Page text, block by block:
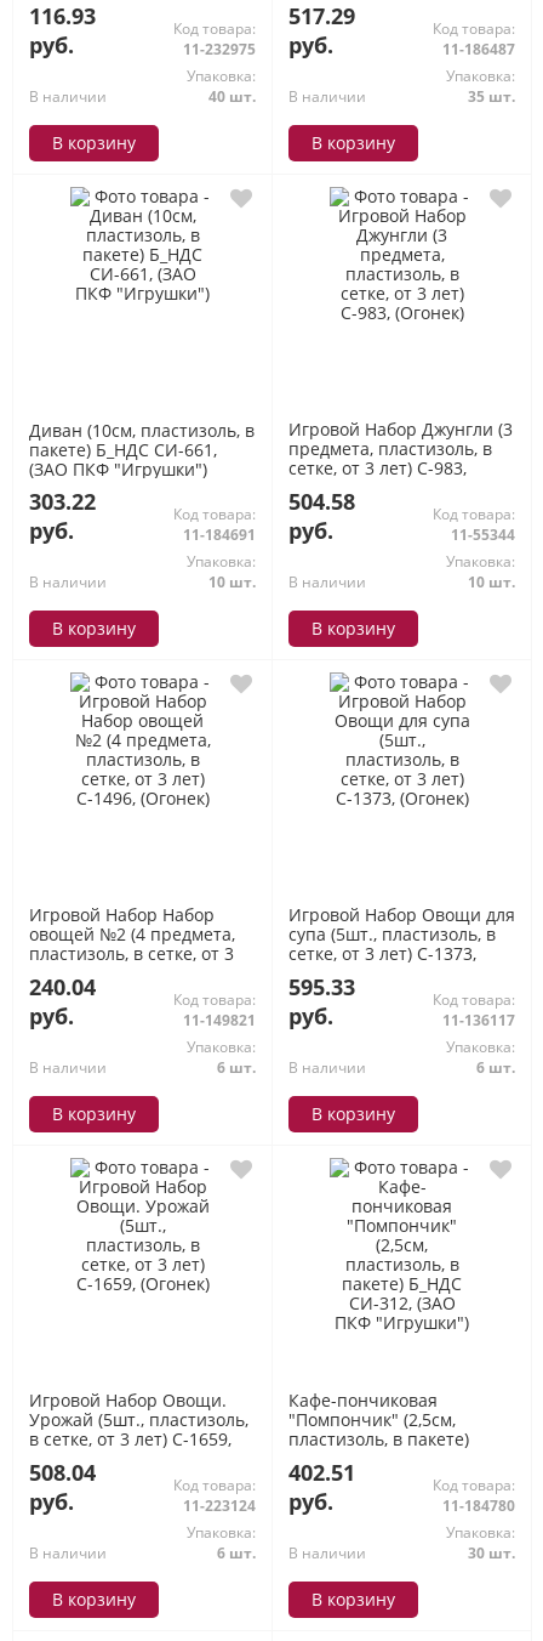
116.93
руб.
Код товара:
11-232975
В наличии
Упаковка:
40 шт.
В корзину
517.29
руб.
Код товара:
11-186487
В наличии
Упаковка:
35 шт.
В корзину
Диван (10см, пластизоль, в
пакете) Б_НДС СИ-661,
(ЗАО ПКФ "Игрушки")
303.22
руб.
Код товара:
11-184691
В наличии
Упаковка:
10 шт.
В корзину
Игровой Набор Джунгли (3
предмета, пластизоль, в
сетке, от 3 лет) С-983,
504.58
руб.
Код товара:
11-55344
В наличии
Упаковка:
10 шт.
В корзину
Игровой Набор Набор
овощей №2 (4 предмета,
пластизоль, в сетке, от 3
240.04
руб.
Код товара:
11-149821
В наличии
Упаковка:
6 шт.
В корзину
Игровой Набор Овощи для
супа (5шт., пластизоль, в
сетке, от 3 лет) С-1373,
595.33
руб.
Код товара:
11-136117
В наличии
Упаковка:
6 шт.
В корзину
Игровой Набор Овощи.
Урожай (5шт., пластизоль,
в сетке, от 3 лет) С-1659,
508.04
руб.
Код товара:
11-223124
В наличии
Упаковка:
6 шт.
В корзину
Кафе-пончиковая
"Помпончик" (2,5см,
пластизоль, в пакете)
"Игрушки")
402.51
руб.
Код товара:
11-184780
В наличии
Упаковка:
30 шт.
В корзину